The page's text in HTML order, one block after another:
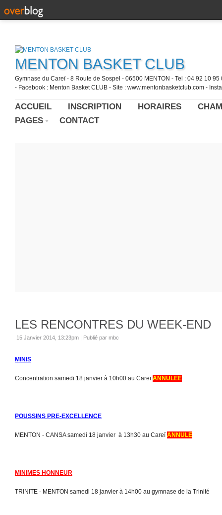
MENTON BASKET CLUB
Gymnase du Careï - 8 Route de Sospel - 06500 MENTON - Tel : 04 92 10
- Facebook : Menton Basket CLUB - Site : www.mentonbasketclub.com -
ACCUEIL INSCRIPTION HORAIRES
PAGES
CONTACT
LES RENCONTRES DU WEEK-END
15 Janvier 2014, 13:23pm | Publié par mbc
MINIS
Concentration samedi 18 janvier à 10h00 au CareïANNULEE
POUSSINS PRE-EXCELLENCE
MENTON - CANSA samedi 18 janvier à 13h30 au CareïANNULE
MINIMES HONNEUR
TRINITE - MENTON samedi 18 janvier à 14h00 au gymnase de la Trinité